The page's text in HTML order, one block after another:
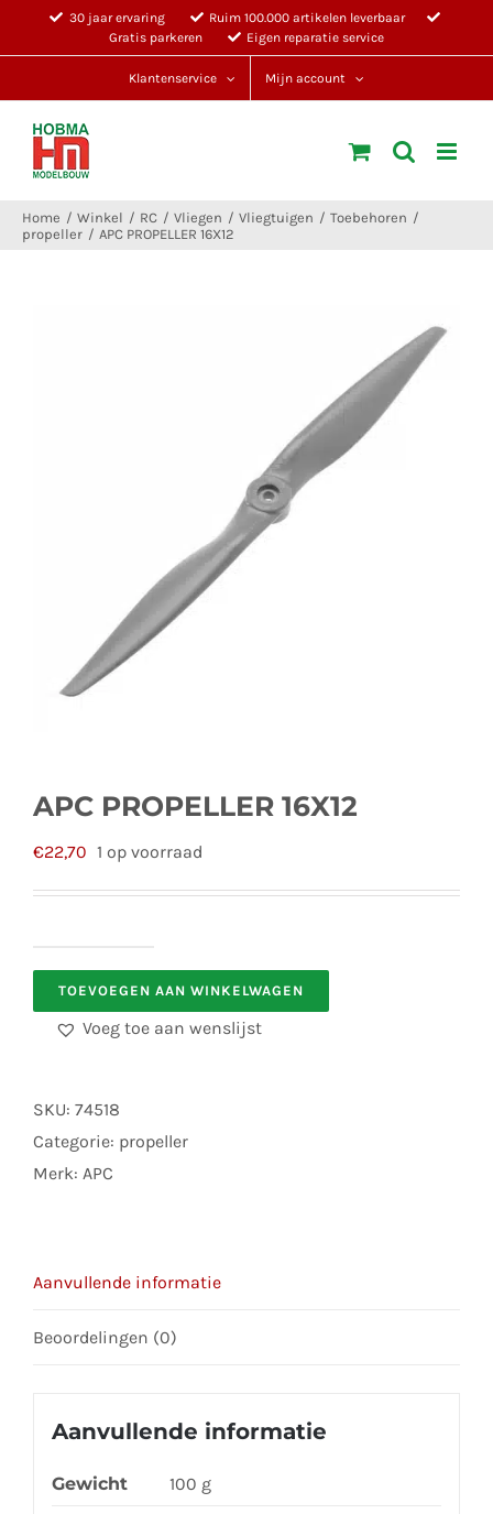
30 jaar ervaring
Ruim 100.000 artikelen leverbaar
Gratis parkeren
Eigen reparatie service
Klantenservice Mijn account
Home Winkel RC Vliegen Vliegtuigen
Toebehoren
propeller
APC PROPELLER 16X12
APC PROPELLER 16X12
€22,70 1 op voorraad
PROPELLER
16X12
TOEVOEGEN AAN WINKELWAGEN
Voeg toe aan wenslijst
SKU: 74518
Categorie: propeller
Merk: APC
Aanvullende informatie
Beoordelingen (0)
Aanvullende informatie
Gewicht 100 g